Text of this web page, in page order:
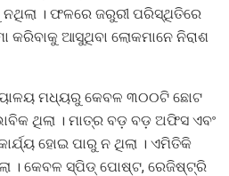
। ଫଳରେ ଜରୁରୀ ପରିସ୍ଥିତିରେ
କରିବାକୁ ଆସୁଥିବା ଲୋକମାନେ ନିରାଶ
ମଧ୍ୟରୁ କେବଳ ୩୦୦ଟି ଛୋଟ
ଥିଲା । ମାତ୍ର ବଡ଼ ବଡ଼ ଅଫିସ ଏବଂ
ହୋଇ ପାରୁ ନ ଥିଲା । ଏମିତିକି
। କେବଳ ସ୍ପିଡ୍ ପୋଷ୍ଟ, ରେଜିଷ୍ଟ୍ରି